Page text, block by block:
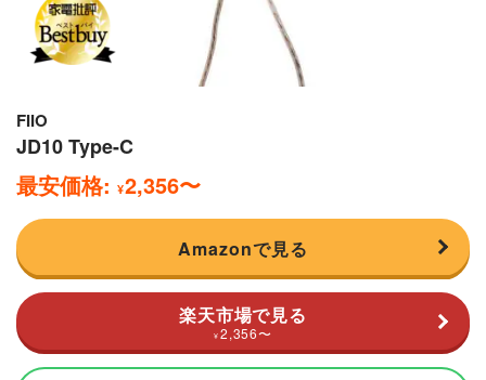
FIIO
JD10 Type-C
最安価格: ¥2,356〜
Amazonで見る
楽天市場で見る
¥ 2,356〜